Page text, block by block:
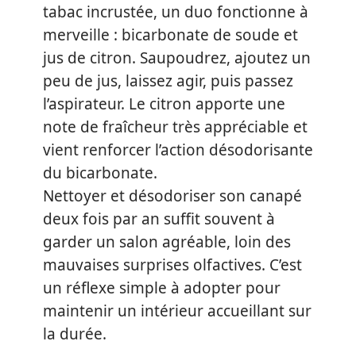
tabac incrustée, un duo fonctionne à
merveille : bicarbonate de soude et
jus de citron. Saupoudrez, ajoutez un
peu de jus, laissez agir, puis passez
l’aspirateur. Le citron apporte une
note de fraîcheur très appréciable et
vient renforcer l’action désodorisante
du bicarbonate.
Nettoyer et désodoriser son canapé
deux fois par an suffit souvent à
garder un salon agréable, loin des
mauvaises surprises olfactives. C’est
un réflexe simple à adopter pour
maintenir un intérieur accueillant sur
la durée.